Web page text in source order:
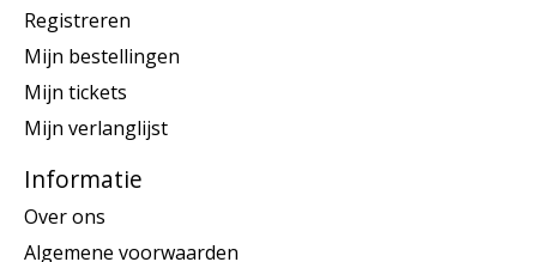
Registreren
Mijn bestellingen
Mijn tickets
Mijn verlanglijst
Informatie
Over ons
Algemene voorwaarden